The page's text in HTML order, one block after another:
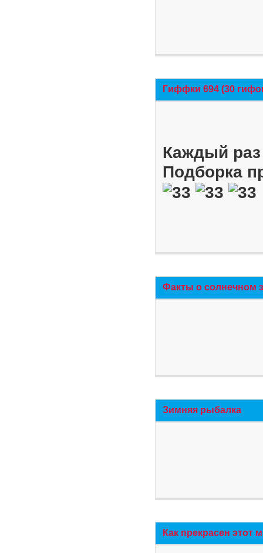
Гиффки 694 (30
Каждый
Подборка
Факты о солнечном
Зимняя рыбалка
Как прекрасен этот